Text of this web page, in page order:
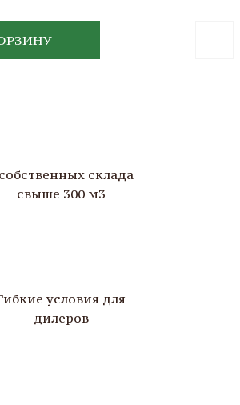
склада
свыше 300 м3
условия для
дилеров